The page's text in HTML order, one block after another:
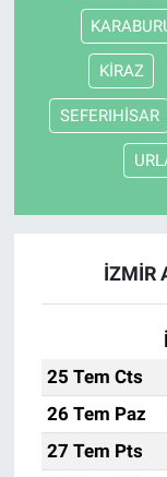
KİRAZ
SEFERIHİSAR
İZMİR
25 Tem Cts
26 Tem Paz
27 Tem Pts